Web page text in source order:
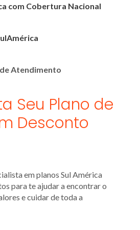
com Cobertura Nacional
Atendimento
Seu Plano de
Desconto
em planos Sul América
para te ajudar a encontrar o
e cuidar de toda a